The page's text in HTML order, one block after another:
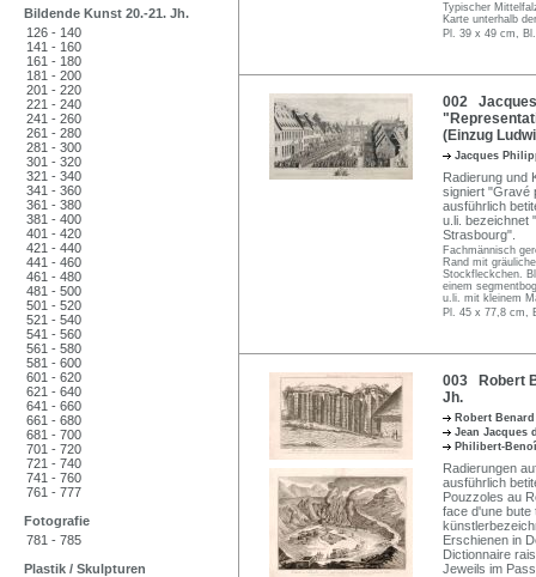
Bildende Kunst 20.-21. Jh.
126 - 140
141 - 160
161 - 180
181 - 200
201 - 220
221 - 240
241 - 260
261 - 280
281 - 300
301 - 320
321 - 340
341 - 360
361 - 380
381 - 400
401 - 420
421 - 440
441 - 460
461 - 480
481 - 500
501 - 520
521 - 540
541 - 560
561 - 580
581 - 600
601 - 620
621 - 640
641 - 660
661 - 680
681 - 700
701 - 720
721 - 740
741 - 760
761 - 777
Fotografie
781 - 785
Plastik / Skulpturen
Typischer
Karte unterhalb
Pl. 39 x 49 cm,
002 Jacques
(Einzug
Jacques
Radierung und
signiert "Gravé
ausführlich
u.li. bezeichnet
Strasbourg".
Fachmännisch
Rand mit
Stockfleckchen.
einem
u.li. mit kleinem
Pl. 45 x 77,8 cm,
003 Robert
Jh.
Robert
Jean Jacques
Philibert-
Radierungen
ausführlich
Pouzzoles au
face d'une
Erschienen in
Dictionnaire
Jeweils im